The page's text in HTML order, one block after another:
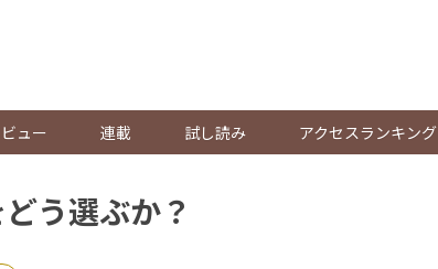
ュー 連載 試し読み アクセスランキング
う選ぶか？